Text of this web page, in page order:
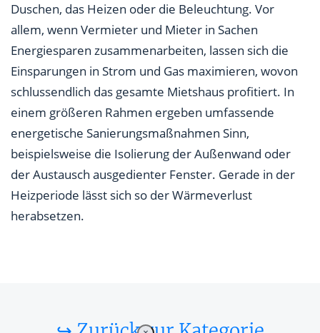
Duschen, das Heizen oder die Beleuchtung. Vor
allem, wenn Vermieter und Mieter in Sachen
Energiesparen zusammenarbeiten, lassen sich die
Einsparungen in Strom und Gas maximieren, wovon
schlussendlich das gesamte Mietshaus profitiert. In
einem größeren Rahmen ergeben umfassende
energetische Sanierungsmaßnahmen Sinn,
beispielsweise die Isolierung der Außenwand oder
der Austausch ausgedienter Fenster. Gerade in der
Heizperiode lässt sich so der Wärmeverlust
herabsetzen.